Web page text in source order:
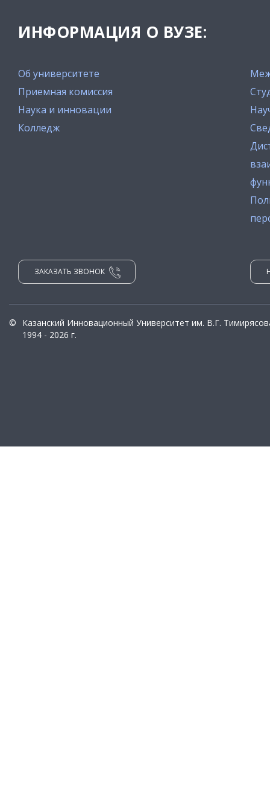
ИНФОРМАЦИЯ О ВУЗЕ:
Об университете
Приемная комиссия
Наука и инновации
Колледж
ЗАКАЗАТЬ ЗВОНОК
©
Казанский Инновационный Университет им. В.Г.
1994 - 2026 г.